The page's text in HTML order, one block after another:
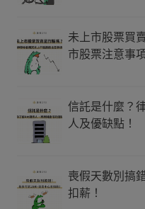
未上市股票買
市股票注意事
信託是什麼？
人及優缺點！
喪假天數別搞
扣薪！